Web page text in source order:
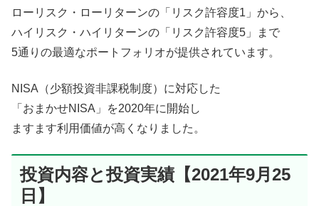
ローリスク・ローリターンの「リスク許容度1」から、
ハイリスク・ハイリターンの「リスク許容度5」まで
5通りの最適なポートフォリオが提供されています。
NISA（少額投資非課税制度）に対応した
「おまかせNISA」を2020年に開始し
ますます利用価値が高くなりました。
投資内容と投資実績【2021年9月25
日】